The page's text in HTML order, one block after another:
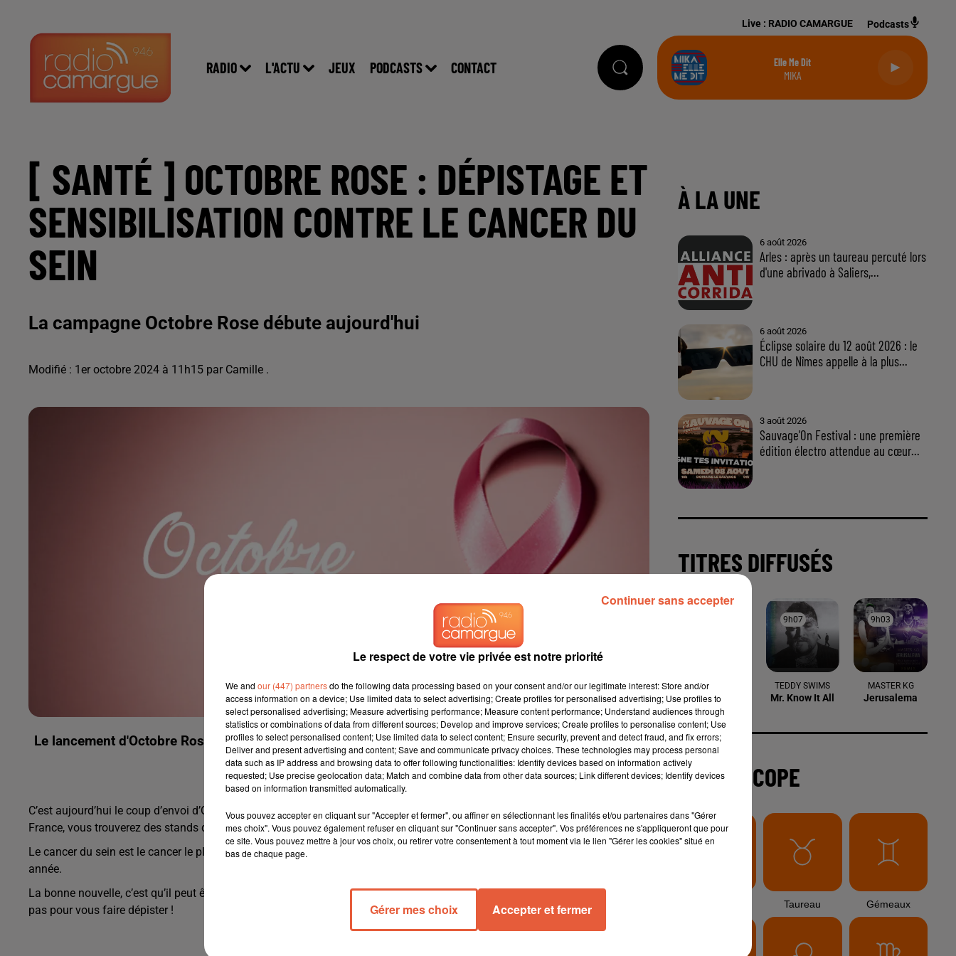
RADIO L'ACTU JEUX PODCASTS CONTACT
Live : RADIO CAMARGUE Podcasts
Elle Me Dit
MIKA
[ SANTÉ ] OCTOBRE ROSE : DÉPISTAGE ET
SENSIBILISATION CONTRE LE CANCER DU
SEIN
La campagne Octobre Rose débute aujourd'hui
Modifié : 1er octobre 2024 à 11h15 par Camille .
Le lancement d'Octobre Rose marque le début de la campagne annuelle de sensibilisation au cancer
du sein
C’est aujourd’hui le coup d’envoi d’Octobre Rose, la campagne annuelle de sensibilisation au cancer du sein. Partout en
France, vous trouverez des stands d'information et de dépistage pour vous renseigner et prendre soin de votre santé.
Le cancer du sein est le cancer le plus fréquent chez les femmes, avec près de 61 000 nouveaux cas diagnostiqués chaque
année.
La bonne nouvelle, c’est qu’il peut être guéri dans 90 % des cas si le dépistage est effectué à un stade précoce. N’attendez
pas pour vous faire dépister !
6 août 2026
Arles : après un taureau percuté lors
d'une abrivado à Saliers,...
Éclipse solaire du 12 août 2026 : le
CHU de Nîmes appelle à la plus...
3 août 2026
Sauvage'On Festival : une première
édition électro attendue au cœur...
Le respect de votre vie privée est notre priorité
We and our (447) partnersdo the following data processing based on your consent and/or our legitimate interest: Store and/or
access information on a device; Use limited data to select advertising; Create profiles for personalised advertising; Use profiles to
select personalised advertising; Measure advertising performance; Measure content performance; Understand audiences through
statistics or combinations of data from different sources; Develop and improve services; Create profiles to personalise content; Use
profiles to select personalised content; Use limited data to select content; Ensure security, prevent and detect fraud, and fix errors;
Deliver and present advertising and content; Save and communicate privacy choices. These technologies may process personal
data such as IP address and browsing data to offer following functionalities: Identify devices based on information actively
requested; Use precise geolocation data; Match and combine data from other data sources; Link different devices; Identify devices
based on information transmitted automatically.
Vous pouvez accepter en cliquant sur "Accepter et fermer", ou affiner en sélectionnant les finalités et/ou partenaires dans "Gérer
mes choix". Vous pouvez également refuser en cliquant sur "Continuer sans accepter". Vos préférences ne s'appliqueront que pour
ce site. Vous pouvez mettre à jour vos choix, ou retirer votre consentement à tout moment via le lien "Gérer les cookies" situé en
bas de chaque page.
Gérer mes choix Accepter et fermer
Continuer sans accepter